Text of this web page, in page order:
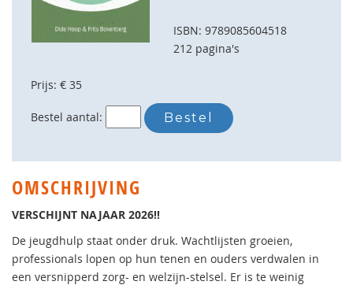
ISBN: 9789085604518
212 pagina's
Prijs: € 35
Bestel aantal:
OMSCHRIJVING
VERSCHIJNT NAJAAR 2026!!
De jeugdhulp staat onder druk. Wachtlijsten groeien,
professionals lopen op hun tenen en ouders verdwalen in
een versnipperd zorg- en welzijn-stelsel. Er is te weinig